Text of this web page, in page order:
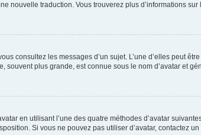
nouvelle traduction. Vous trouverez plus d’informations sur
consultez les messages d’un sujet. L’une d’elles peut
plus grande, est connue sous le nom d’avatar et
en utilisant l’une des quatre méthodes d’avatar
Si vous ne pouvez pas utiliser d’avatar, contactez